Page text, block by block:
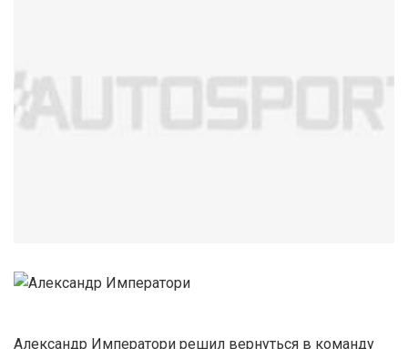
Александр Императори решил вернуться в команду